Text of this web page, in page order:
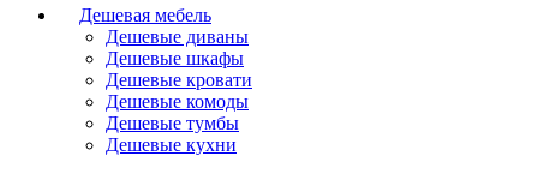
Дешевая мебель
Дешевые диваны
Дешевые шкафы
Дешевые кровати
Дешевые комоды
Дешевые тумбы
Дешевые кухни